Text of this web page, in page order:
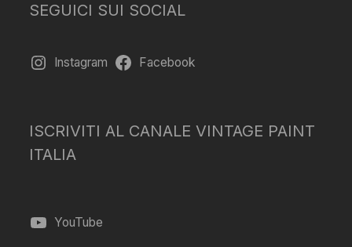
SEGUICI SUI SOCIAL
Instagram Facebook
ISCRIVITI AL CANALE VINTAGE PAINT
ITALIA
YouTube